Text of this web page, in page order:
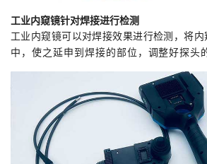
工业内窥镜针对焊接进行检测
工业内窥镜可以对焊接效果进行检测，将
中，使之延申到焊接的部位，调整好探头